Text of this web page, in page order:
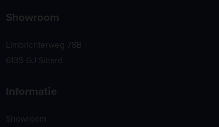
Showroom
Limbrichterweg 78B
6135 GJ Sittard
Informatie
Showroom